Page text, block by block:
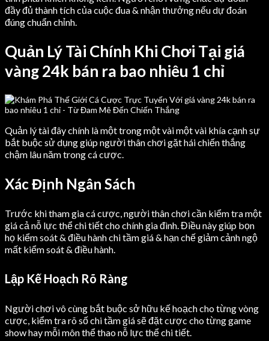
đầy đủ thành tích của cuộc đua & nhận thưởng nếu dự đoán
đúng chuẩn chỉnh.
Quản Lý Tài Chính Khi Chơi Tại giá
vàng 24k bán ra bao nhiêu 1 chỉ
Quản lý tài đây chính là một trong một vài một vài khía cạnh sự
bắt buộc sử dụng giúp người thân chơi gặt hái chiến thắng
chậm lâu năm trong cá cược.
Xác Định Ngân Sách
Trước khi tham gia cá cược, người thân chơi cần kiểm tra một
giá cả nỗ lực thể chi tiết cho chính gia đình. Điều này giúp bọn
họ kiểm soát & điều hành chi tầm giá & hạn chế giảm cảnh ngộ
mất kiểm soát & điều hành.
Lập Kế Hoạch Rõ Ràng
Người chơi vô cùng bắt buộc sở hữu kế hoạch cho từng vòng
cược, kiểm tra rõ số chi tầm giá sẽ đặt cược cho từng game
show hay mỗi môn thể thao nỗ lực thể chi tiết.